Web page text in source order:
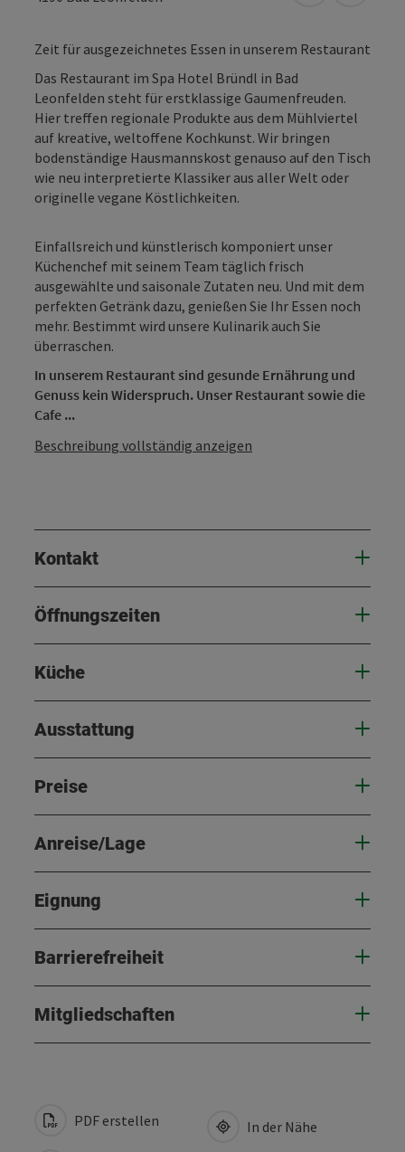
Zeit für ausgezeichnetes Essen in unserem Restaurant
Das Restaurant im Spa Hotel Bründl in Bad
Leonfelden steht für erstklassige Gaumenfreuden.
Hier treffen regionale Produkte aus dem Mühlviertel
auf kreative, weltoffene Kochkunst. Wir bringen
bodenständige Hausmannskost genauso auf den Tisch
wie neu interpretierte Klassiker aus aller Welt oder
originelle vegane Köstlichkeiten.
Einfallsreich und künstlerisch komponiert unser
Küchenchef mit seinem Team täglich frisch
ausgewählte und saisonale Zutaten neu. Und mit dem
perfekten Getränk dazu, genießen Sie Ihr Essen noch
mehr. Bestimmt wird unsere Kulinarik auch Sie
überraschen.
In unserem Restaurant sind gesunde Ernährung und
Genuss kein Widerspruch. Unser Restaurant sowie die
Cafe ...
Beschreibung vollständig anzeigen
Kontakt
Öffnungszeiten
Küche
Ausstattung
Preise
Anreise/Lage
Eignung
Barrierefreiheit
Mitgliedschaften
PDF erstellen In der Nähe